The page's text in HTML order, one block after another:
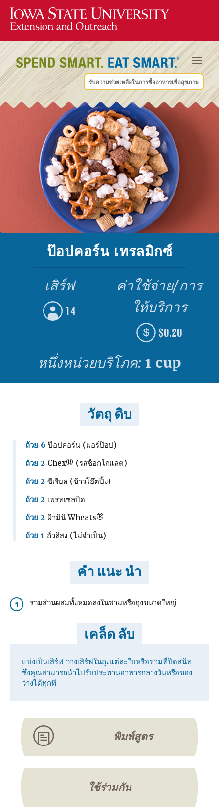
รับความช่วยเหลือในการซื้ออาหารเพื่อสุขภาพ
ป๊อปคอร์น เทรลมิกซ์
เสิร์ฟ
14
ค่าใช้จ่าย/การ
ให้บริการ
$0.20
หนึ่งหน่วยบริโภค: 1 cup
วัตถุ ดิบ
ถ้วย 6 ป๊อปคอร์น (แอร์ป๊อป)
ถ้วย 2 Chex® (รสช็อกโกแลต)
ถ้วย 2 ซีเรียล (ข้าวโอ๊ตปิ้ง)
ถ้วย 2 เพรทเซลบิด
ถ้วย 2 ฝ้ามินิ Wheats®
ถ้วย 1 ถั่วลิสง (ไม่จําเป็น)
คำ แนะ นำ
1 รวมส่วนผสมทั้งหมดลงในชามหรือถุงขนาดใหญ่
เคล็ด ลับ
แบ่งเป็นเสิร์ฟ วางเสิร์ฟในถุงแต่ละใบหรือชามที่ปิดสนิท
ซึ่งคุณสามารถนําไปรับประทานอาหารกลางวันหรือของ
ว่างได้ทุกที่
พิมพ์สูตร
ใช้ร่วมกัน